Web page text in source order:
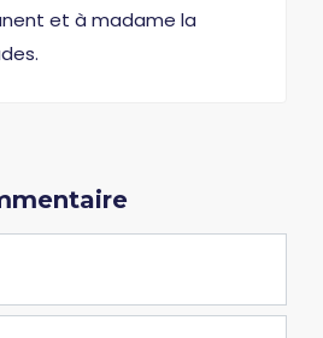
et à madame la